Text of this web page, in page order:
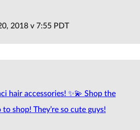
2018 v 7:55 PDT
hair accessories! ✨💫 Shop the
shop! They’re so cute guys!